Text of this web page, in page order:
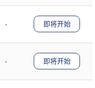
-
即将开始
-
即将开始